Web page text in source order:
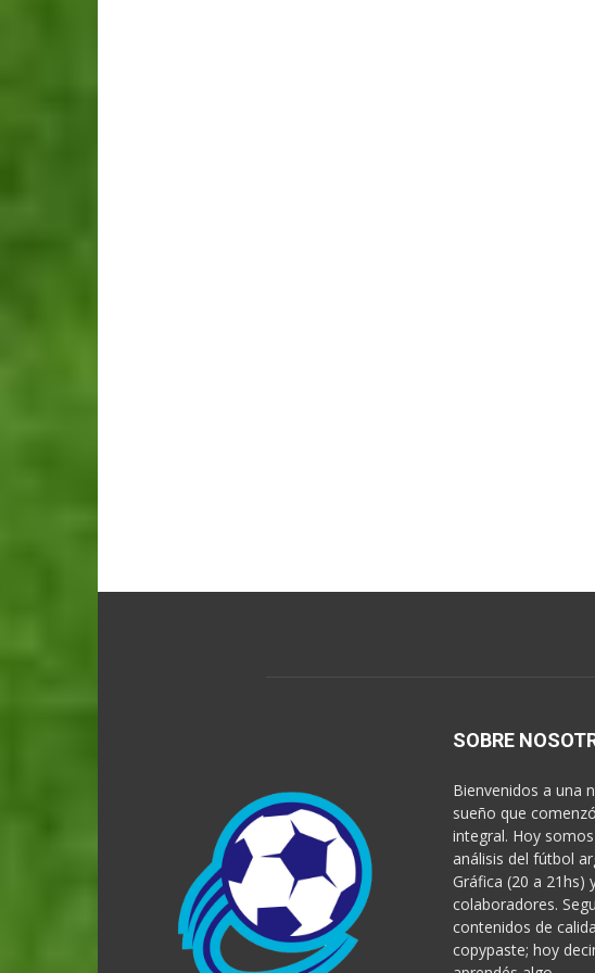
SOBRE
Bienvenidos a una
sueño que
integral. Hoy
análisis del fútbol
Gráfica (20 a 21hs)
colaboradores.
contenidos de
copypaste; hoy